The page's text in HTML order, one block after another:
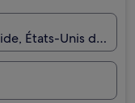
États-Unis